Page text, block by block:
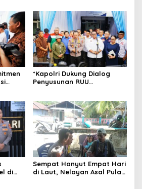
*Kapolri Dukung Dialog
Penyusunan RUU
di
Sempat Hanyut Empat Hari
di Laut, Nelayan Asal Pulau